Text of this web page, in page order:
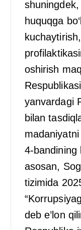
huquqga
oshirish
yanvardagi
bilan
4-bandining
asosan,
tizimida
deb e’lon